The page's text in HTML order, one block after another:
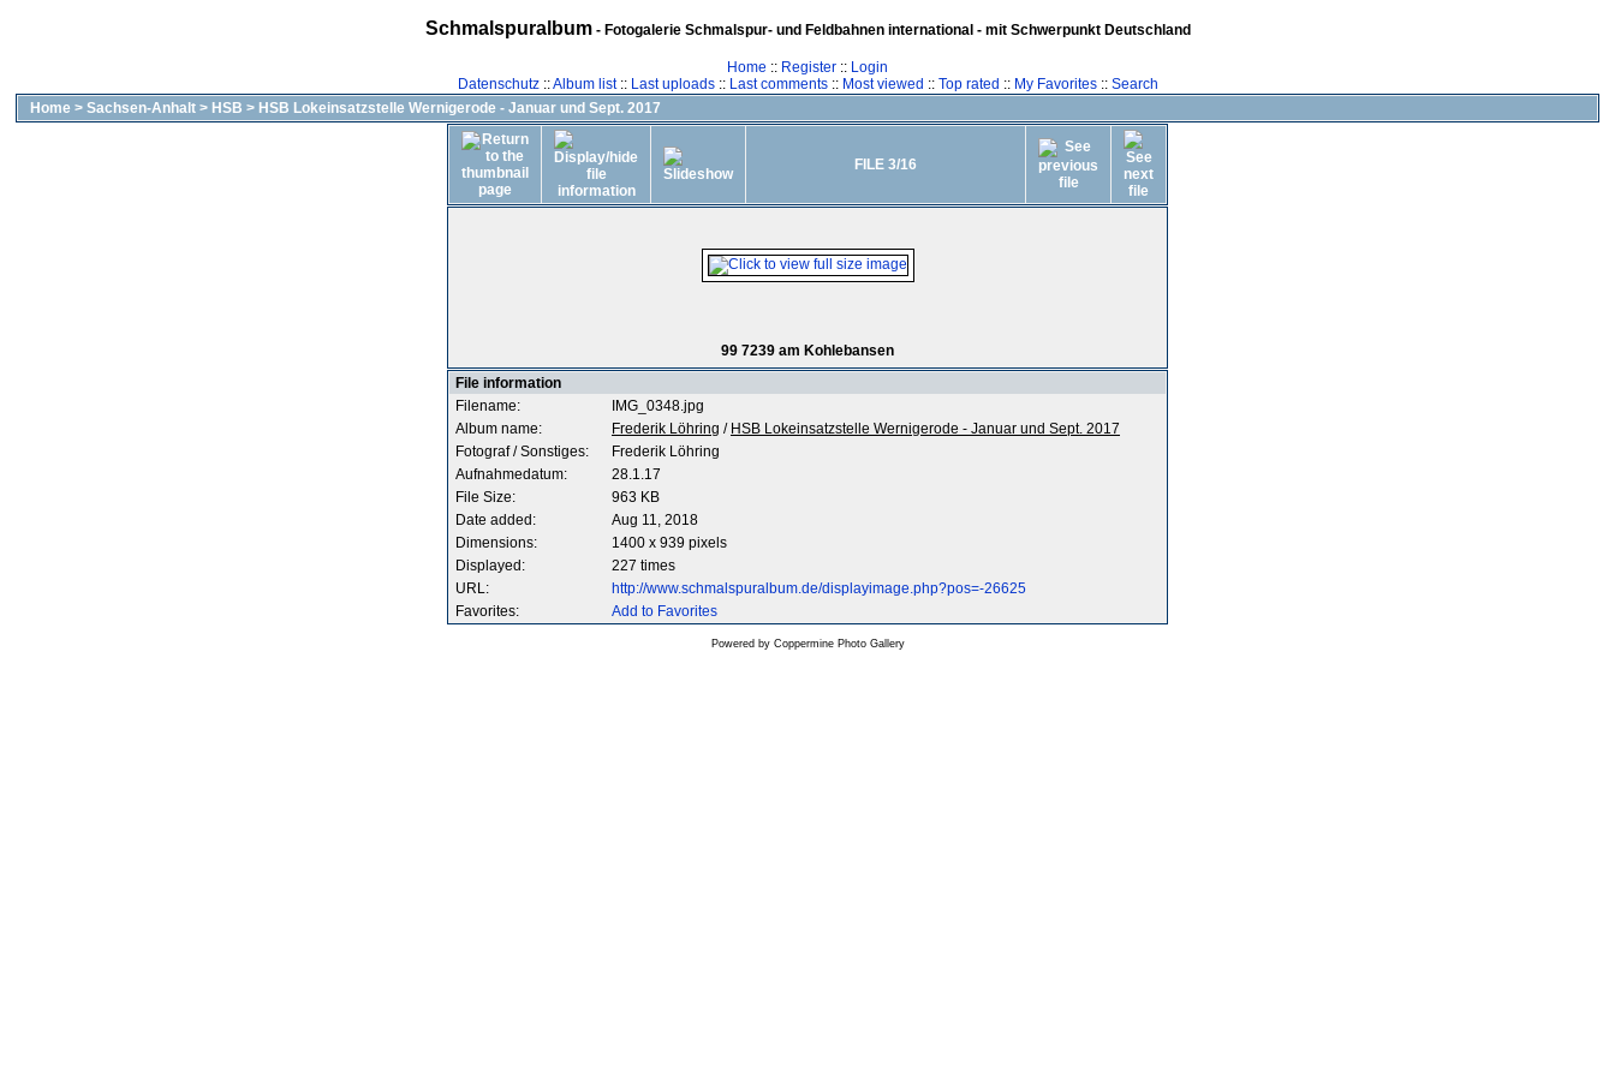
Schmalspuralbum- Fotogalerie Schmalspur- und Feldbahnen international - mit Schwerpunkt Deutschland
Home :: Register :: Login
Datenschutz::Album list:: Last uploads:: Last comments:: Most viewed :: Top rated :: My Favorites:: Search
Home > Sachsen-Anhalt > HSB > HSB Lokeinsatzstelle Wernigerode - Januar und Sept. 2017
FILE 3/16
99 7239 am Kohlebansen
File information
Filename:
IMG_0348.jpg
Album name:
Frederik Löhring / HSB Lokeinsatzstelle Wernigerode - Januar und Sept. 2017
Fotograf / Sonstiges:
Frederik Löhring
Aufnahmedatum:
28.1.17
File Size:
963 KB
Date added:
Aug 11, 2018
Dimensions:
1400 x 939 pixels
Displayed:
227 times
URL:
http://www.schmalspuralbum.de/displayimage.php?pos=-26625
Favorites:
Add to Favorites
Powered by Coppermine Photo Gallery